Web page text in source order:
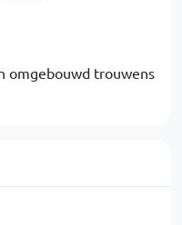
omgebouwd trouwens